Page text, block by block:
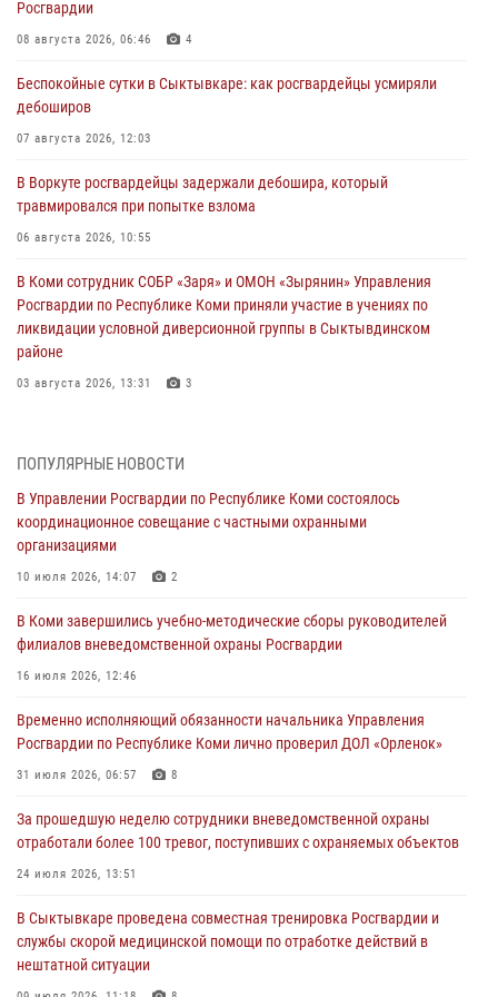
Росгвардии
08 августа 2026, 06:46 4
Беспокойные сутки в Сыктывкаре: как росгвардейцы усмиряли
дебоширов
07 августа 2026, 12:03
В Воркуте росгвардейцы задержали дебошира, который
травмировался при попытке взлома
06 августа 2026, 10:55
В Коми сотрудник СОБР «Заря» и ОМОН «Зырянин» Управления
Росгвардии по Республике Коми приняли участие в учениях по
ликвидации условной диверсионной группы в Сыктывдинском
районе
03 августа 2026, 13:31 3
по спортивному самбо
03 августа 2026, 12:07 5
В Коми росгвардейцы информируют граждан об изменениях в
законодательстве в сфере оборота оружия и продолжают изымать
02 августа 2026, 06:17
В Койгородском районе местный житель обратился в Росгвардию
31 июля 2026, 10:55
Временно исполняющий обязанности начальника Управления
31 июля 2026, 06:57 8
В Усинске росгвардейцы оперативно отработали план «Квартал»
ПОПУЛЯРНЫЕ НОВОСТИ
В Управлении Росгвардии по Республике Коми состоялось
координационное совещание с частными охранными
организациями
10 июля 2026, 14:07 2
В Коми завершились учебно-методические сборы руководителей
филиалов вневедомственной охраны Росгвардии
16 июля 2026, 12:46
Временно исполняющий обязанности начальника Управления
Росгвардии по Республике Коми лично проверил ДОЛ «Орленок»
31 июля 2026, 06:57 8
За прошедшую неделю сотрудники вневедомственной охраны
отработали более 100 тревог, поступивших с охраняемых объектов
24 июля 2026, 13:51
В Сыктывкаре проведена совместная тренировка Росгвардии и
службы скорой медицинской помощи по отработке действий в
нештатной ситуации